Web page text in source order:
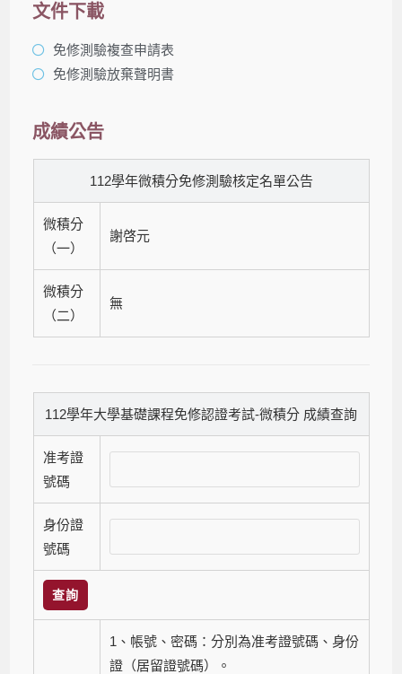
文件下載
免修測驗複查申請表
免修測驗放棄聲明書
成績公告
112學年微積分免修測驗核定名單公告
微積分
（一）
謝啓元
微積分
（二）
無
112學年大學基礎課程免修認證考試-微積分 成績查詢
准考證
號碼
身份證
號碼
查詢
1、帳號、密碼：分別為准考證號碼、身份
證（居留證號碼）。